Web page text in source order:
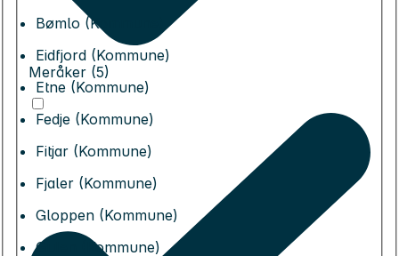
Bømlo (Kommune)
Eidfjord (Kommune)
Etne (Kommune)
Fedje (Kommune)
Fitjar (Kommune)
Fjaler (Kommune)
Gloppen (Kommune)
Gulen (Kommune)
Meråker (5)